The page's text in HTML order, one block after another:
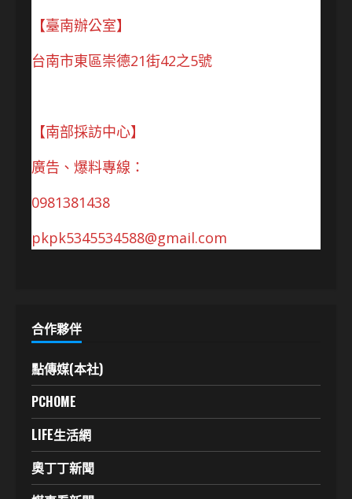
【臺南辦公室】
台南市東區崇德21街42之5號
【南部採訪中心】
廣告、爆料專線：
0981381438
pkpk5345534588@gmail.com
合作夥伴
點傳媒(本社)
PCHOME
LIFE生活網
奧丁丁新聞